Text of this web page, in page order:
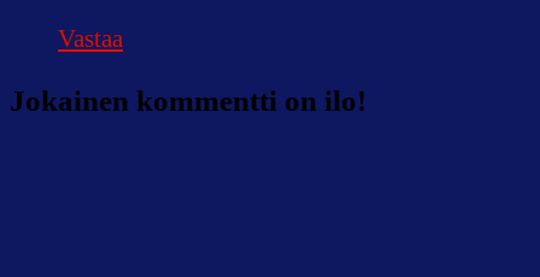
Vastaa
Jokainen kommentti on ilo!